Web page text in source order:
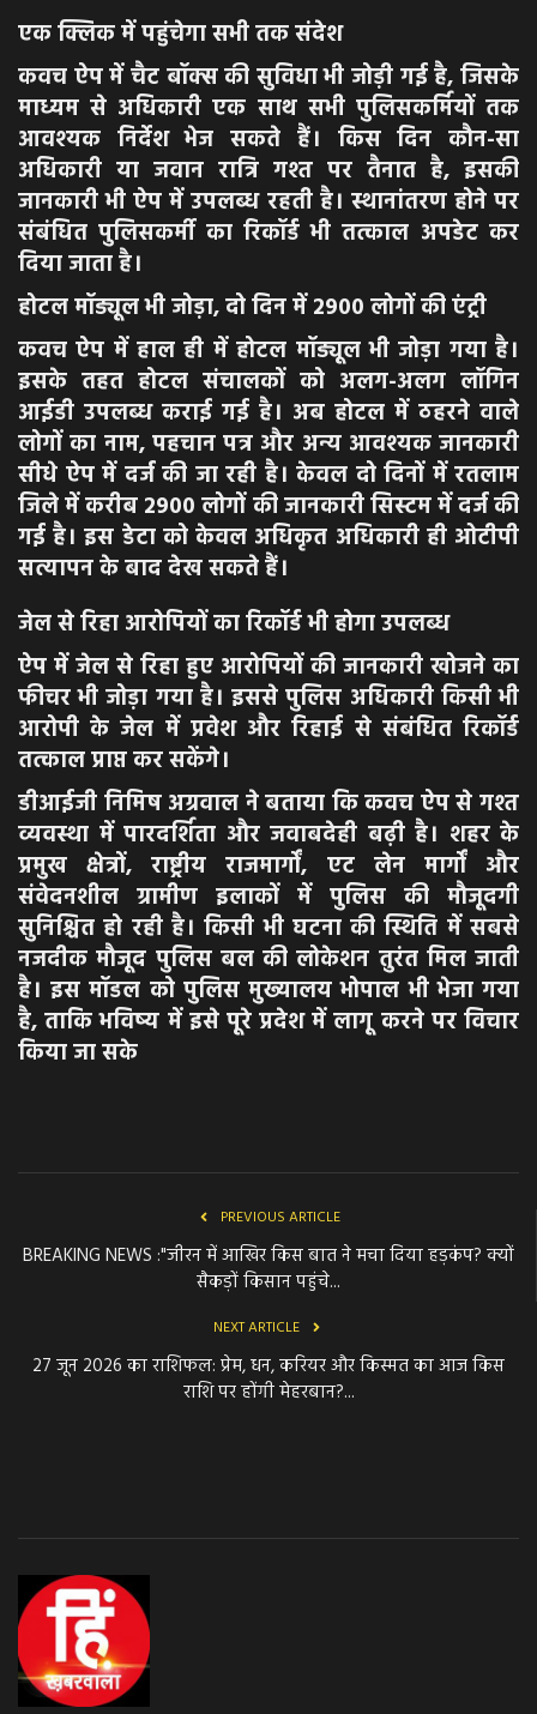
एक क्लिक में पहुंचेगा सभी तक संदेश
कवच ऐप में चैट बॉक्स की सुविधा भी जोड़ी गई है, जिसके
माध्यम से अधिकारी एक साथ सभी पुलिसकर्मियों तक
आवश्यक निर्देश भेज सकते हैं। किस दिन कौन-सा
अधिकारी या जवान रात्रि गश्त पर तैनात है, इसकी
जानकारी भी ऐप में उपलब्ध रहती है। स्थानांतरण होने पर
संबंधित पुलिसकर्मी का रिकॉर्ड भी तत्काल अपडेट कर
दिया जाता है।
होटल मॉड्यूल भी जोड़ा, दो दिन में 2900 लोगों की एंट्री
कवच ऐप में हाल ही में होटल मॉड्यूल भी जोड़ा गया है।
इसके तहत होटल संचालकों को अलग-अलग लॉगिन
आईडी उपलब्ध कराई गई है। अब होटल में ठहरने वाले
लोगों का नाम, पहचान पत्र और अन्य आवश्यक जानकारी
सीधे ऐप में दर्ज की जा रही है। केवल दो दिनों में रतलाम
जिले में करीब 2900 लोगों की जानकारी सिस्टम में दर्ज की
गई है। इस डेटा को केवल अधिकृत अधिकारी ही ओटीपी
सत्यापन के बाद देख सकते हैं।
जेल से रिहा आरोपियों का रिकॉर्ड भी होगा उपलब्ध
ऐप में जेल से रिहा हुए आरोपियों की जानकारी खोजने का
फीचर भी जोड़ा गया है। इससे पुलिस अधिकारी किसी भी
आरोपी के जेल में प्रवेश और रिहाई से संबंधित रिकॉर्ड
तत्काल प्राप्त कर सकेंगे।
डीआईजी निमिष अग्रवाल ने बताया कि कवच ऐप से गश्त
व्यवस्था में पारदर्शिता और जवाबदेही बढ़ी है। शहर के
प्रमुख क्षेत्रों, राष्ट्रीय राजमार्गों, एट लेन मार्गों और
संवेदनशील ग्रामीण इलाकों में पुलिस की मौजूदगी
सुनिश्चित हो रही है। किसी भी घटना की स्थिति में सबसे
नजदीक मौजूद पुलिस बल की लोकेशन तुरंत मिल जाती
है। इस मॉडल को पुलिस मुख्यालय भोपाल भी भेजा गया
है, ताकि भविष्य में इसे पूरे प्रदेश में लागू करने पर विचार
किया जा सके
PREVIOUS ARTICLE
BREAKING NEWS :"जीरन में आखिर किस बात ने मचा दिया हड़कंप? क्यों
सैकड़ों किसान पहुंचे...
NEXT ARTICLE
27 जून 2026 का राशिफल: प्रेम, धन, करियर और किस्मत का आज किस
राशि पर होंगी मेहरबान?...